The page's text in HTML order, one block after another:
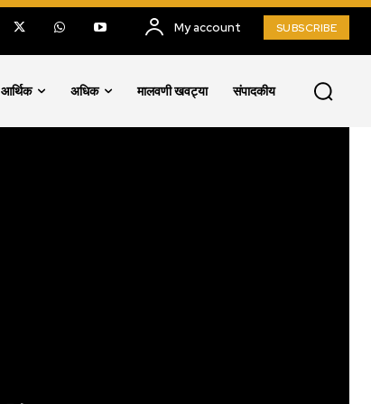
My account SUBSCRIBE
आर्थिक अधिक मालवणी खवट्या संपादकीय